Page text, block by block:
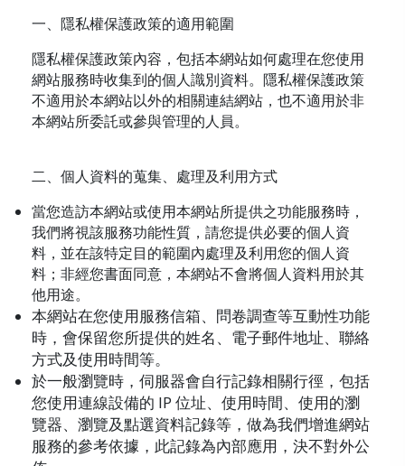
一、隱私權保護政策的適用範圍
隱私權保護政策內容，包括本網站如何處理在您使用
網站服務時收集到的個人識別資料。隱私權保護政策
不適用於本網站以外的相關連結網站，也不適用於非
本網站所委託或參與管理的人員。
二、個人資料的蒐集、處理及利用方式
當您造訪本網站或使用本網站所提供之功能服務時，
我們將視該服務功能性質，請您提供必要的個人資
料，並在該特定目的範圍內處理及利用您的個人資
料；非經您書面同意，本網站不會將個人資料用於其
他用途。
本網站在您使用服務信箱、問卷調查等互動性功能
時，會保留您所提供的姓名、電子郵件地址、聯絡
方式及使用時間等。
於一般瀏覽時，伺服器會自行記錄相關行徑，包括
您使用連線設備的 IP 位址、使用時間、使用的瀏
覽器、瀏覽及點選資料記錄等，做為我們增進網站
服務的參考依據，此記錄為內部應用，決不對外公